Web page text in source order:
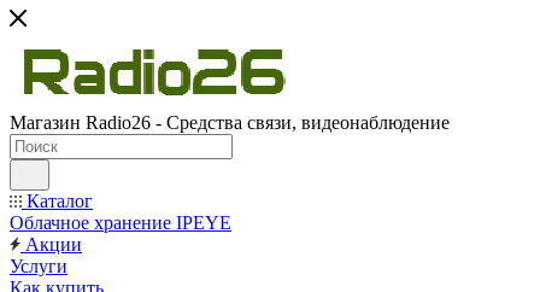
Магазин Radio26 - Средства связи, видеонаблюдение
Каталог
Облачное хранение IPEYE
Акции
Услуги
Как купить